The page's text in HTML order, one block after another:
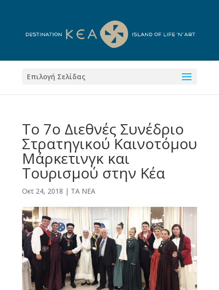
Επιλογή Σελίδας
Το 7ο Διεθνές Συνέδριο
Στρατηγικού Καινοτόμου
Μάρκετινγκ και
Τουρισμού στην Κέα
Οκτ 24, 2018 | ΤΑ ΝΕΑ